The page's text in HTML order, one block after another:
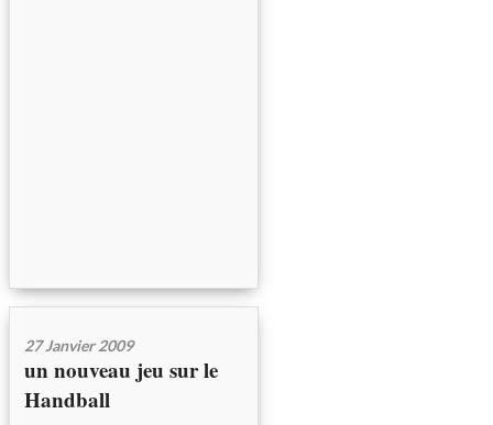
27 Janvier 2009
un nouveau jeu sur le
Handball